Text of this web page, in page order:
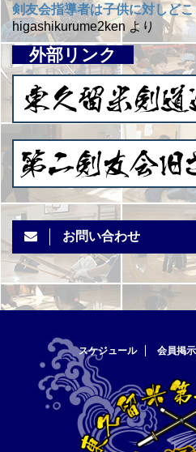
剣友会指導者は子供に対しど
higashikurume2ken より
外部リンク
お問い合わせ
スケジュール 会員掲